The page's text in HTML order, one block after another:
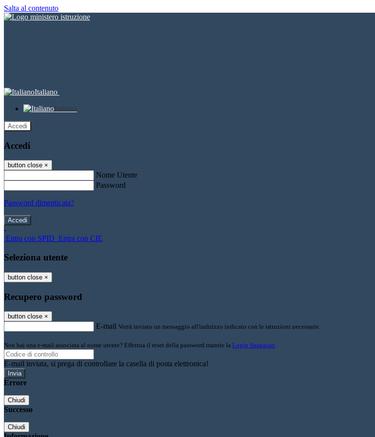
Salta al contenuto
Italiano
Italiano
Accedi
Accedi
button close ×
Nome Utente
Password
Password dimenticata?
-
Entra con SPID Entra con CIE
Seleziona utente
button close ×
Recupero password
button close ×
E-mail Verrà inviato un messaggio all'indirizzo indicato con le istruzioni necessarie.
Non hai una e-mail associata al nome utente? Effettua il reset della password tramite la Login Spaggiari
E-mail inviata, si prega di controllare la casella di posta elettronica!
Errore
Chiudi
Successo
Chiudi